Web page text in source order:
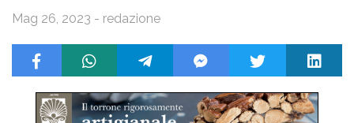
Mag 26, 2023 - redazione